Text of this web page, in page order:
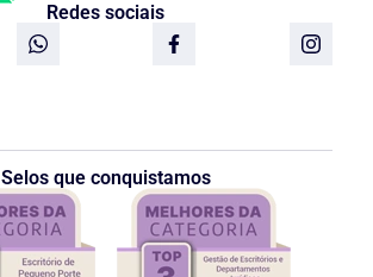
Redes sociais
Selos que conquistamos